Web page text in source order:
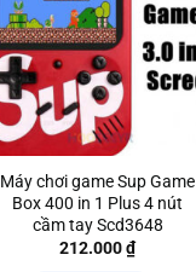
Máy chơi game Sup Game
Box 400 in 1 Plus 4 nút
cầm tay Scd3648
212.000₫